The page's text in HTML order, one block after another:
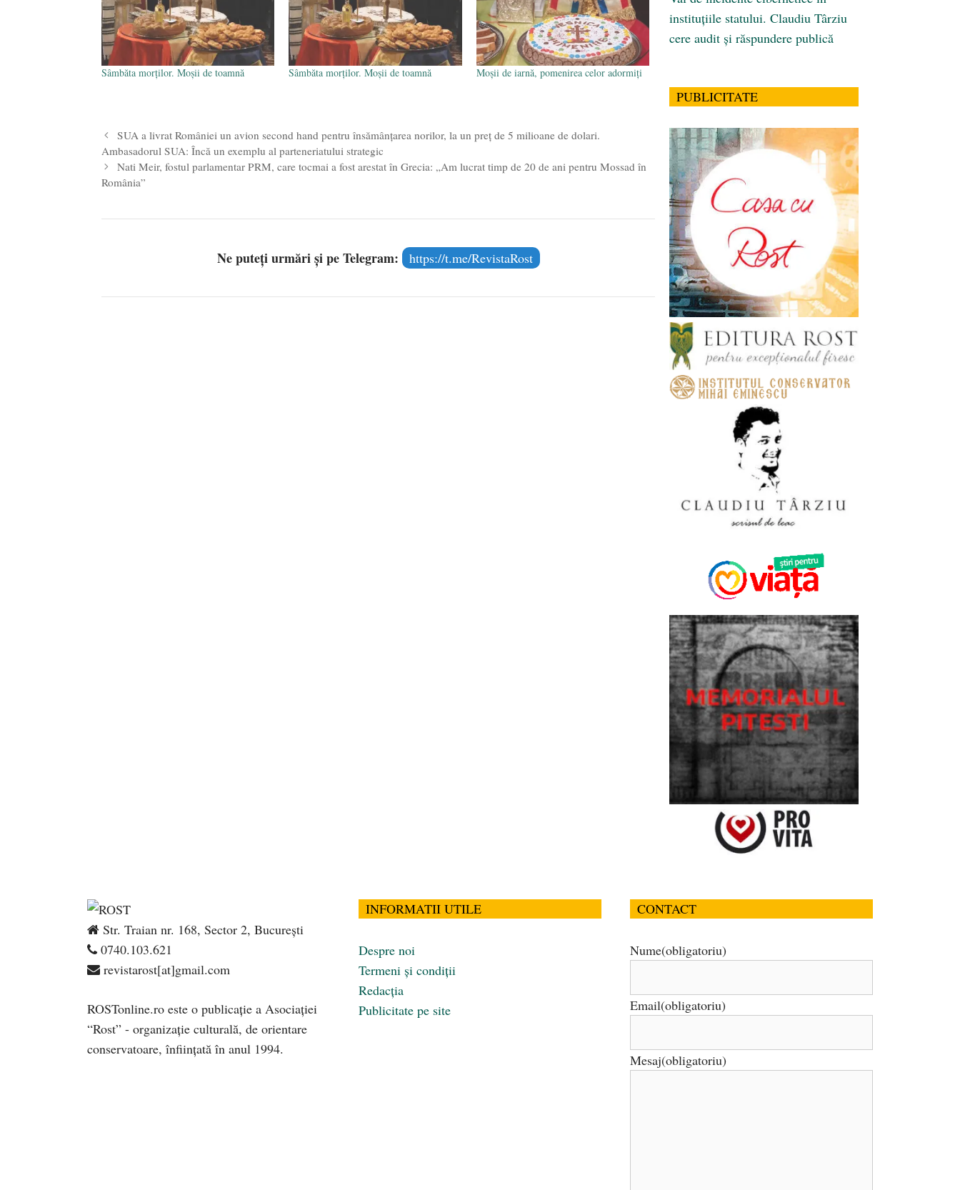
Sâmbăta morților. Moșii de toamnă Sâmbăta morților. Moșii de toamnă Moșii de iarnă, pomenirea celor adormiți
SUA a livrat României un avion second hand pentru însămânţarea norilor, la un preț de 5 milioane de dolari.
Ambasadorul SUA: Încă un exemplu al parteneriatului strategic
Nati Meir, fostul parlamentar PRM, care tocmai a fost arestat în Grecia: „Am lucrat timp de 20 de ani pentru Mossad în
România”
Ne puteți urmări și pe Telegram: https://t.me/RevistaRost
instituțiile statului. Claudiu Târziu
cere audit și răspundere publică
PUBLICITATE
Str. Traian nr. 168, Sector 2, București
0740.103.621
revistarost[at]gmail.com
ROSTonline.ro este o publicaţie a Asociaţiei
“Rost” - organizaţie culturală, de orientare
conservatoare, înfiinţată în anul 1994.
INFORMATII UTILE
Despre noi
Termeni și condiții
Redacția
Publicitate pe site
CONTACT
Nume(obligatoriu)
Email(obligatoriu)
Mesaj(obligatoriu)